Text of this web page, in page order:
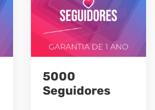
5000
Seguidores